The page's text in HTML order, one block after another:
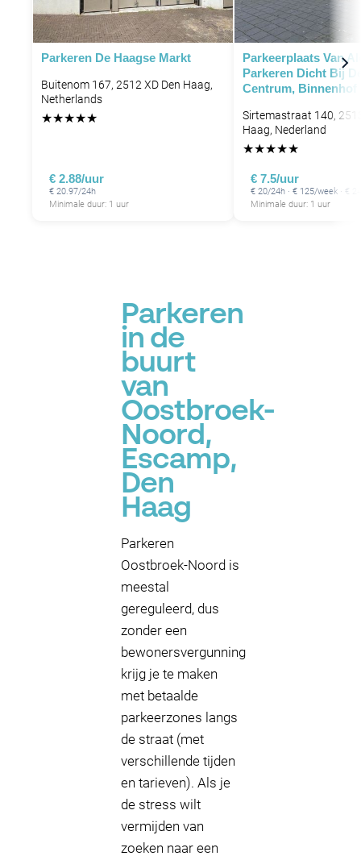
Parkeren De Haagse Markt
Buitenom 167, 2512 XD Den Haag,
Netherlands
★★★★★
€ 2.88/uur
€ 20.97/24h
Minimale duur: 1 uur
Parkeerplaats Van
Parkeren Dicht Bij
Centrum, Binnenhof
Sirtemastraat 140,
Haag, Nederland
★★★★★
€ 7.5/uur
€ 20/24h · € 125/week · €
Minimale duur: 1 uur
Parkeren
in de
buurt
van
Oostbroek-
Noord,
Escamp,
Den
Haag
Parkeren
Oostbroek-Noord is
meestal
gereguleerd, dus
zonder een
bewonersvergunning
krijg je te maken
met betaalde
parkeerzones langs
de straat (met
verschillende tijden
en tarieven). Als je
de stress wilt
vermijden van
zoeken naar een